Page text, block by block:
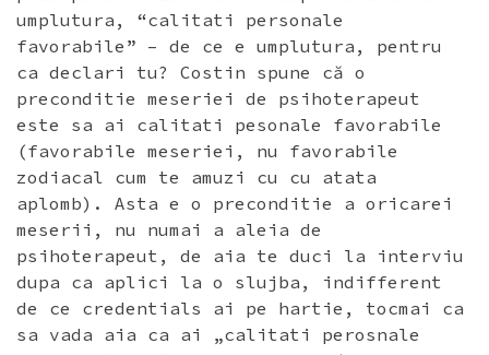
umplutura, “calitati personale
favorabile” – de ce e umplutura, pentru
ca declari tu? Costin spune că o
preconditie meseriei de psihoterapeut
este sa ai calitati pesonale favorabile
(favorabile meseriei, nu favorabile
zodiacal cum te amuzi cu cu atata
aplomb). Asta e o preconditie a oricarei
meserii, nu numai a aleia de
psihoterapeut, de aia te duci la interviu
dupa ca aplici la o slujba, indifferent
de ce credentials ai pe hartie, tocmai ca
sa vada aia ca ai „calitati perosnale